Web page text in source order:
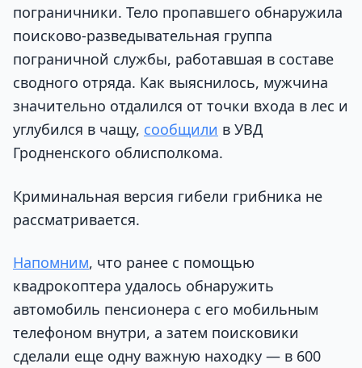
пограничники. Тело пропавшего обнаружила
поисково-разведывательная группа
пограничной службы, работавшая в составе
сводного отряда. Как выяснилось, мужчина
значительно отдалился от точки входа в лес и
углубился в чащу, сообщили в УВД
Гродненского облисполкома.
Криминальная версия гибели грибника не
рассматривается.
Напомним, что ранее с помощью
квадрокоптера удалось обнаружить
автомобиль пенсионера с его мобильным
телефоном внутри, а затем поисковики
сделали еще одну важную находку — в 600